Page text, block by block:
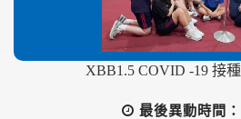
XBB1.5 COVID -19 接
最後異動時間：